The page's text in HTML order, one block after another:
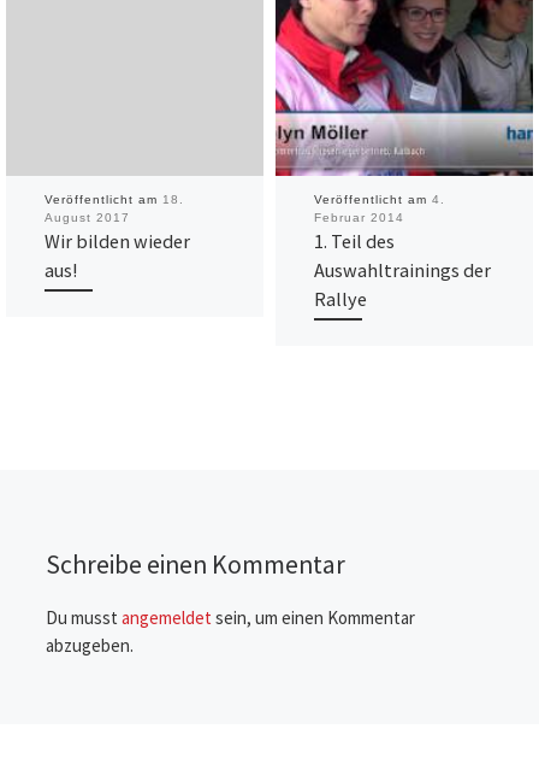
Veröffentlicht am 18.
August 2017
Wir bilden wieder
aus!
Veröffentlicht am 4.
Februar 2014
1. Teil des
Auswahltrainings der
Rallye
Schreibe einen Kommentar
Du musst angemeldet sein, um einen Kommentar
abzugeben.